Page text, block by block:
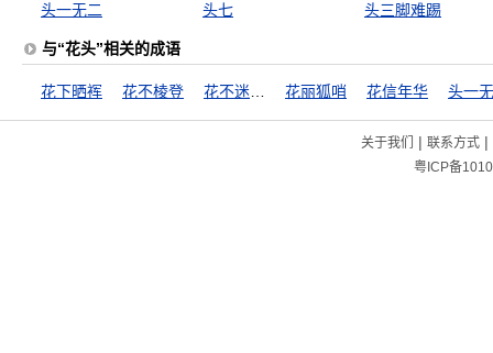
头一无二
头七 头三脚难踢
与“花头”相关的成语
花下晒裈 花不棱登 花丽狐哨 花信年华 头一
关于我们 | 联系方式|
粤ICP备